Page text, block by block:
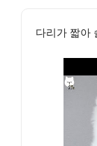
다리가 짧아